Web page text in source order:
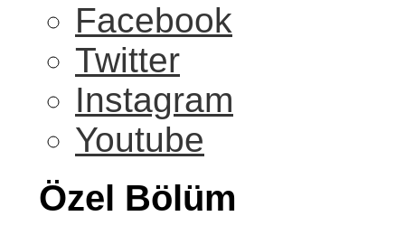
Facebook
Twitter
Instagram
Youtube
Özel Bölüm